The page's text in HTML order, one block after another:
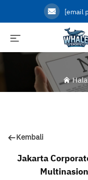
[email
Kembali
Jakarta